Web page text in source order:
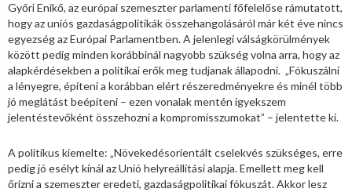
Győri Enikő, az európai szemeszter parlamenti főfelelőse rámutatott,
hogy az uniós gazdaságpolitikák összehangolásáról már két éve nincs
egyezség az Európai Parlamentben. A jelenlegi válságkörülmények
között pedig minden korábbinál nagyobb szükség volna arra, hogy az
alapkérdésekben a politikai erők meg tudjanak állapodni. „Fókuszálni
a lényegre, építeni a korábban elért részeredményekre és minél több
jó meglátást beépíteni – ezen vonalak mentén igyekszem
jelentéstevőként összehozni a kompromisszumokat” – jelentette ki.
A politikus kiemelte: „Növekedésorientált cselekvés szükséges, erre
pedig jó esélyt kínál az Unió helyreállítási alapja. Emellett meg kell
őrizni a szemeszter eredeti, gazdaságpolitikai fókuszát. Akkor lesz